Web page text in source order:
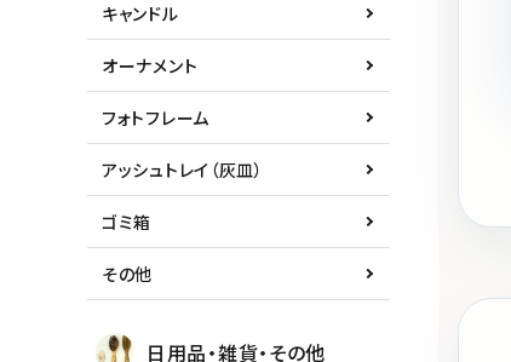
キャンドル
オーナメント
フォトフレーム
アッシュトレイ（灰皿）
ゴミ箱
その他
日用品・雑貨・その他